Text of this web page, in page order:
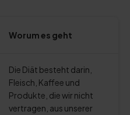
Worum es geht
Die Diät besteht darin,
Fleisch, Kaffee und
Produkte, die wir nicht
vertragen, aus unserer